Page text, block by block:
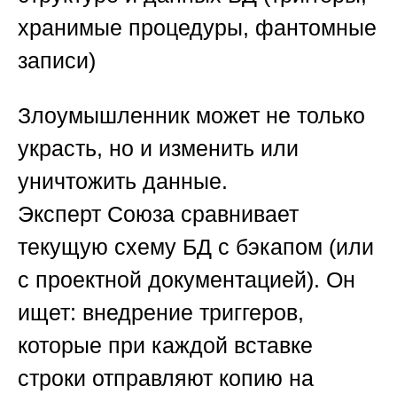
хранимые процедуры, фантомные
записи)
Злоумышленник может не только
украсть, но и изменить или
уничтожить данные.
Эксперт Союза сравнивает
текущую схему БД с бэкапом (или
с проектной документацией). Он
ищет: внедрение триггеров,
которые при каждой вставке
строки отправляют копию на